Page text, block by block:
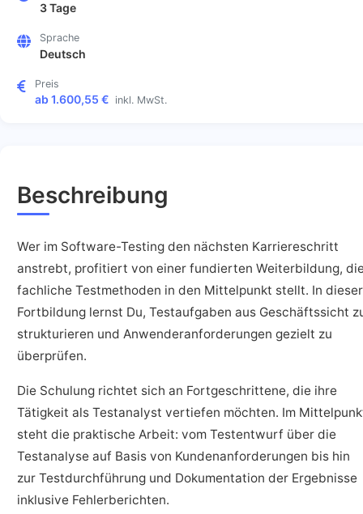
3 Tage
Sprache
Deutsch
Preis
ab 1.600,55 € inkl. MwSt.
Beschreibung
Wer im Software-Testing den nächsten Karriereschritt
anstrebt, profitiert von einer fundierten Weiterbildung,
fachliche Testmethoden in den Mittelpunkt stellt. In dieser
Fortbildung lernst Du, Testaufgaben aus Geschäftssicht
strukturieren und Anwenderanforderungen gezielt zu
überprüfen.
Die Schulung richtet sich an Fortgeschrittene, die ihre
Tätigkeit als Testanalyst vertiefen möchten. Im
steht die praktische Arbeit: vom Testentwurf über die
Testanalyse auf Basis von Kundenanforderungen bis hin
zur Testdurchführung und Dokumentation der Ergebnisse
inklusive Fehlerberichten.